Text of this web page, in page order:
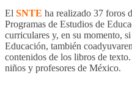
El SNTE ha realizado 37 foros
Programas de Estudios de
curriculares y, en su momento,
Educación, también
contenidos de los libros de
niños y profesores de México.